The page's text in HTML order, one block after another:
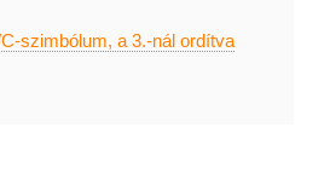
szimbólum, a 3.-nál ordítva